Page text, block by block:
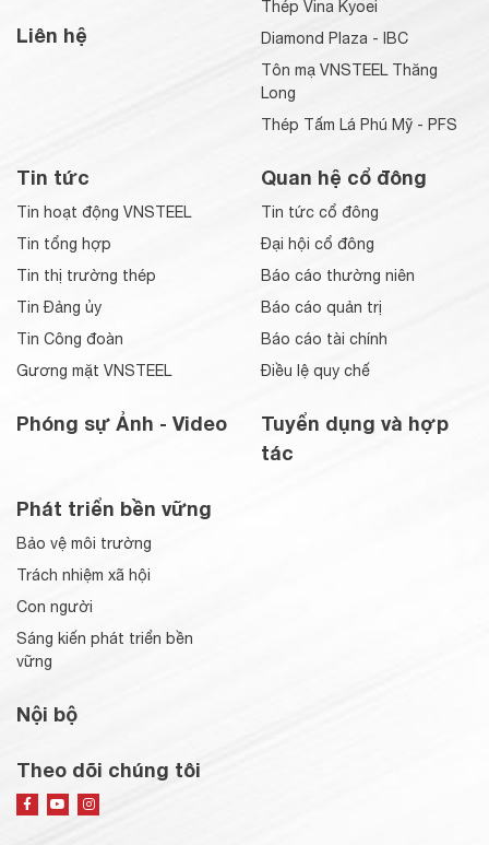
Liên hệ
Thép Vina Kyoei
Diamond Plaza - IBC
Tôn mạ VNSTEEL Thăng
Long
Thép Tấm Lá Phú Mỹ - PFS
Tin tức
Tin hoạt động VNSTEEL
Tin tổng hợp
Tin thị trường thép
Tin Đảng ủy
Tin Công đoàn
Gương mặt VNSTEEL
Phóng sự Ảnh - Video
Quan hệ cổ đông
Tin tức cổ đông
Đại hội cổ đông
Báo cáo thường niên
Báo cáo quản trị
Báo cáo tài chính
Điều lệ quy chế
Tuyển dụng và hợp
tác
Phát triển bền vững
Bảo vệ môi trường
Trách nhiệm xã hội
Con người
Sáng kiến phát triển bền
vững
Nội bộ
Theo dõi chúng tôi